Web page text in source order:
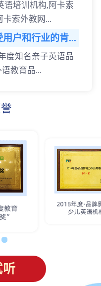
语培训机构,阿卡索
卡索外教网...
户和行业的肯...
度知名亲子英语品
教育品...
听